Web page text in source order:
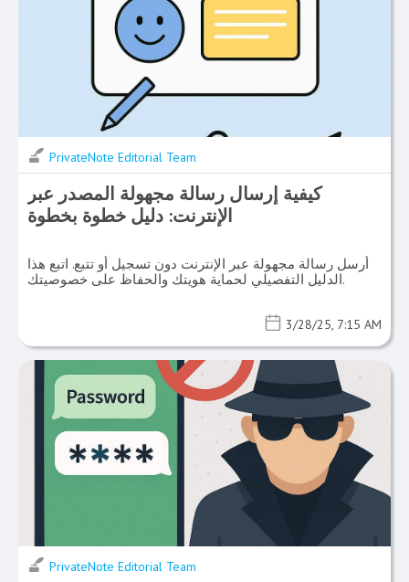
PrivateNote Editorial Team
كيفية إرسال رسالة مجهولة المصدر عبر
الإنترنت: دليل خطوة بخطوة
أرسل رسالة مجهولة عبر الإنترنت دون تسجيل أو تتبع. اتبع هذا
الدليل التفصيلي لحماية هويتك والحفاظ على خصوصيتك.
3/28/25, 7:15 AM
PrivateNote Editorial Team